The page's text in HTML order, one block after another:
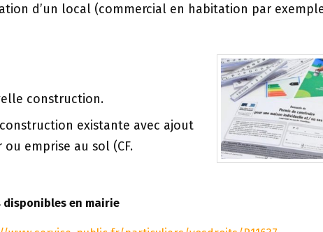
d’un local (commercial en habitation par
construction.
existante avec ajout
emprise au sol (CF.
disponibles en mairie